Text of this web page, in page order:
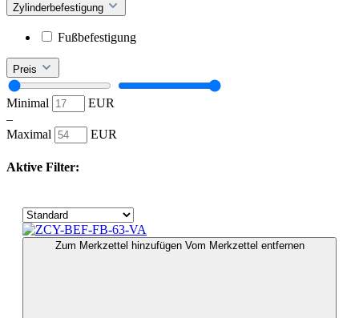
Zylinderbefestigung
Fußbefestigung
Preis
Minimal
EUR
–
Maximal
EUR
Aktive Filter:
Zum Merkzettel hinzufügen Vom Merkzettel entfernen